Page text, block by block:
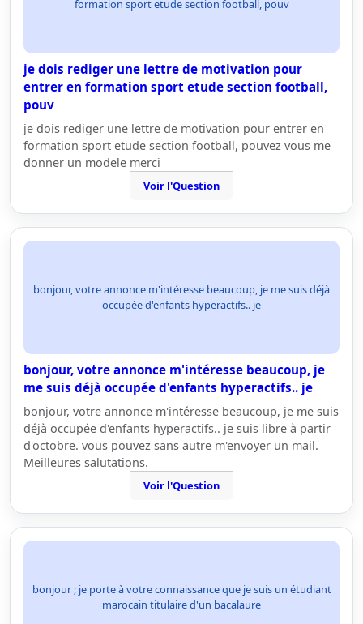
formation sport etude section football, pouv
je dois rediger une lettre de motivation pour
entrer en formation sport etude section football,
pouv
je dois rediger une lettre de motivation pour entrer en
formation sport etude section football, pouvez vous me
donner un modele merci
Voir l'Question
bonjour, votre annonce m'intéresse beaucoup, je me suis déjà
occupée d'enfants hyperactifs.. je
bonjour, votre annonce m'intéresse beaucoup, je
me suis déjà occupée d'enfants hyperactifs.. je
bonjour, votre annonce m'intéresse beaucoup, je me suis
déjà occupée d'enfants hyperactifs.. je suis libre à partir
d'octobre. vous pouvez sans autre m'envoyer un mail.
Meilleures salutations.
Voir l'Question
bonjour ; je porte à votre connaissance que je suis un étudiant
marocain titulaire d'un bacalaure